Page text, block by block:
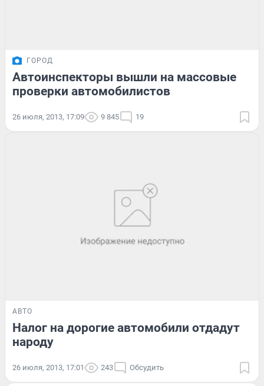
ГОРОД
Автоинспекторы вышли на массовые
проверки автомобилистов
26 июля, 2013, 17:09 9 845 19
АВТО
Налог на дорогие автомобили отдадут
народу
26 июля, 2013, 17:01 243 Обсудить